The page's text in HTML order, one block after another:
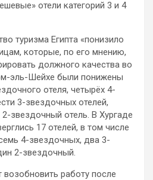
отели категорий 3 и 4
туризма Египта «понизило
которые, по его мнению,
должного качества во
эль-Шейхе были понижены
отеля, четырёх 4-
3-звездочных отелей,
звездочный отель. В Хургаде
17 отелей, в том числе
4-звездочных, два 3-
2-звездочный.
работу после